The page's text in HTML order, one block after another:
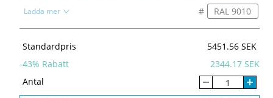
Ladda mer #
Standardpris
5451.56 SEK
-43% Rabatt
2344.17 SEK
Antal